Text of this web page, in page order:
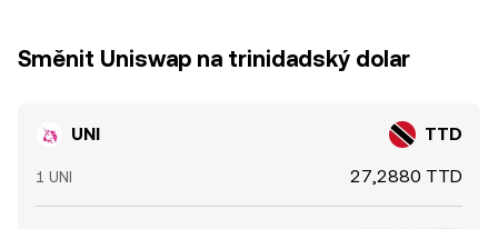
Směnit Uniswap na trinidadský dolar
UNI TTD
1 UNI 27,2880 TTD